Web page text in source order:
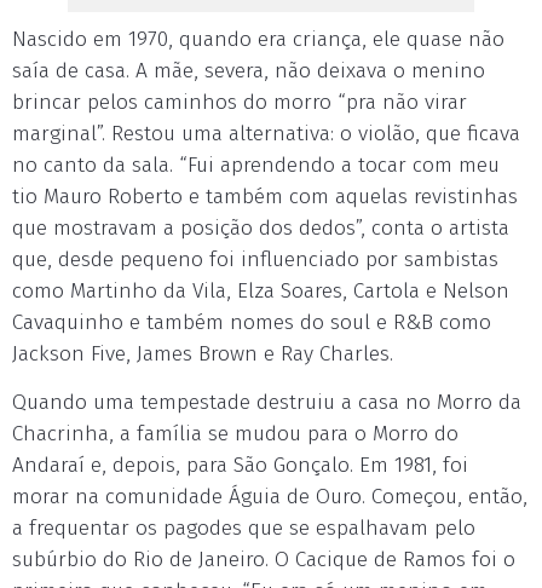
Nascido em 1970, quando era criança, ele quase não
saía de casa. A mãe, severa, não deixava o menino
brincar pelos caminhos do morro “pra não virar
marginal”. Restou uma alternativa: o violão, que ficava
no canto da sala. “Fui aprendendo a tocar com meu
tio Mauro Roberto e também com aquelas revistinhas
que mostravam a posição dos dedos”, conta o artista
que, desde pequeno foi influenciado por sambistas
como Martinho da Vila, Elza Soares, Cartola e Nelson
Cavaquinho e também nomes do soul e R&B como
Jackson Five, James Brown e Ray Charles.
Quando uma tempestade destruiu a casa no Morro da
Chacrinha, a família se mudou para o Morro do
Andaraí e, depois, para São Gonçalo. Em 1981, foi
morar na comunidade Águia de Ouro. Começou, então,
a frequentar os pagodes que se espalhavam pelo
subúrbio do Rio de Janeiro. O Cacique de Ramos foi o